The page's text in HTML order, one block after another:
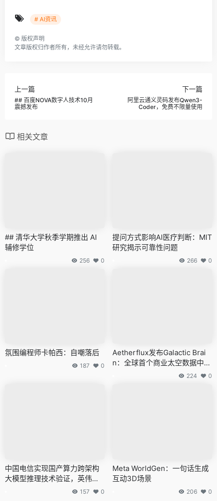
# AI资讯
© 版权声明
文章版权归作者所有，未经允许请勿转载。
上一篇
## 百度NOVA数字人技术10月
震撼发布
下一篇
阿里云通义灵码发布Qwen3-
Coder，免费不限量使用
相关文章
## 清华大学秋季学期推出 AI
辅修学位
256 0
提问方式影响AI医疗判断：MIT
研究揭示可靠性问题
266 0
氛围编程师卡帕西：自嘲落后
187 0
Aetherflux发布Galactic Brai
n：全球首个商业太空数据中心
项目首星2027Q1发射
224 0
中国电信实现国产算力跨架构
大模型推理技术验证，英伟达
昇腾沐曦芯片无缝运行 157 0
Meta WorldGen：一句话生成
互动3D场景
206 0